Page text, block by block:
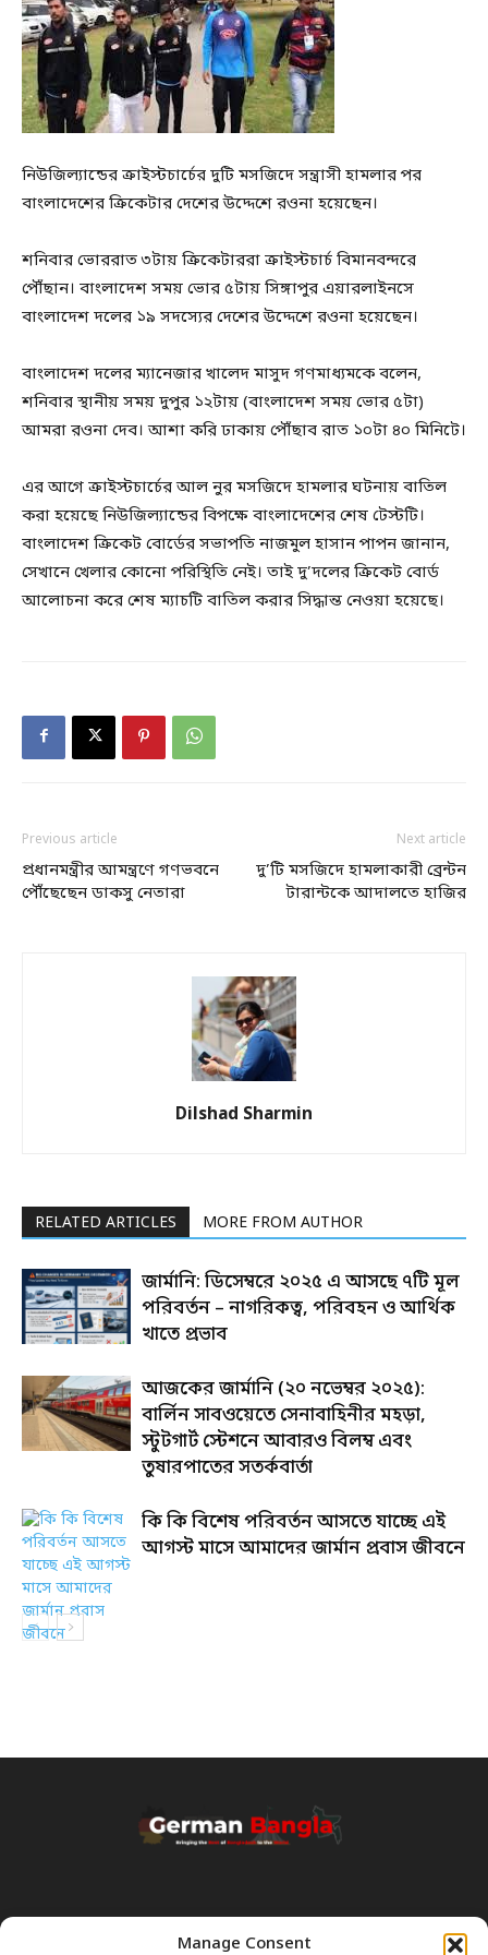
Manage Consent
নিউজিল্যান্ডের ক্রাইস্টচার্চের দুটি মসজিদে সন্ত্রাসী হামলার পর
বাংলাদেশের ক্রিকেটার দেশের উদ্দেশে রওনা হয়েছেন।
শনিবার ভোররাত ৩টায় ক্রিকেটাররা ক্রাইস্টচার্চ বিমানবন্দরে
পৌঁছান। বাংলাদেশ সময় ভোর ৫টায় সিঙ্গাপুর এয়ারলাইনসে
বাংলাদেশ দলের ১৯ সদস্যের দেশের উদ্দেশে রওনা হয়েছেন।
বাংলাদেশ দলের ম্যানেজার খালেদ মাসুদ গণমাধ্যমকে বলেন,
শনিবার স্থানীয় সময় দুপুর ১২টায় (বাংলাদেশ সময় ভোর ৫টা)
আমরা রওনা দেব। আশা করি ঢাকায় পৌঁছাব রাত ১০টা ৪০ মিনিটে।
এর আগে ক্রাইস্টচার্চের আল নুর মসজিদে হামলার ঘটনায় বাতিল
করা হয়েছে নিউজিল্যান্ডের বিপক্ষে বাংলাদেশের শেষ টেস্টটি।
বাংলাদেশ ক্রিকেট বোর্ডের সভাপতি নাজমুল হাসান পাপন জানান,
সেখানে খেলার কোনো পরিস্থিতি নেই। তাই দু’দলের ক্রিকেট বোর্ড
আলোচনা করে শেষ ম্যাচটি বাতিল করার সিদ্ধান্ত নেওয়া হয়েছে।
Previous article
প্রধানমন্ত্রীর আমন্ত্রণে গণভবনে
পৌঁছেছেন ডাকসু নেতারা
Next article
দু’টি মসজিদে হামলাকারী ব্রেন্টন
টারান্টকে আদালতে হাজির
Dilshad Sharmin
RELATED ARTICLES MORE FROM AUTHOR
জার্মানি: ডিসেম্বরে ২০২৫ এ আসছে ৭টি মূল
পরিবর্তন – নাগরিকত্ব, পরিবহন ও আর্থিক
খাতে প্রভাব
আজকের জার্মানি (২০ নভেম্বর ২০২৫):
বার্লিন সাবওয়েতে সেনাবাহিনীর মহড়া,
স্টুটগার্ট স্টেশনে আবারও বিলম্ব এবং
তুষারপাতের সতর্কবার্তা
কি কি বিশেষ পরিবর্তন আসতে যাচ্ছে এই
আগস্ট মাসে আমাদের জার্মান প্রবাস জীবনে
Transparency & Disclaimer: